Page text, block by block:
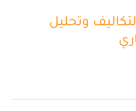
وتحليل